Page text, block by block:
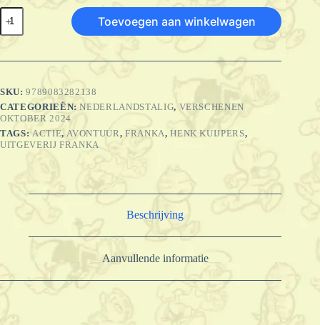
Franka
26:
Klifhanger
aantal
Toevoegen aan winkelwagen
SKU:9789083282138
CATEGORIEËN:NEDERLANDSTALIG, VERSCHENEN
OKTOBER 2024
TAGS:ACTIE, AVONTUUR, FRANKA,HENK KUIJPERS,
UITGEVERIJ FRANKA
Beschrijving
Aanvullende informatie